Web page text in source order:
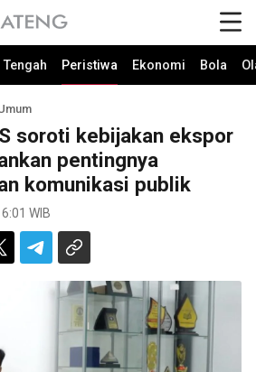
Peristiwa Ekonomi Bola
soroti kebijakan ekspor
pentingnya
komunikasi publik
WIB